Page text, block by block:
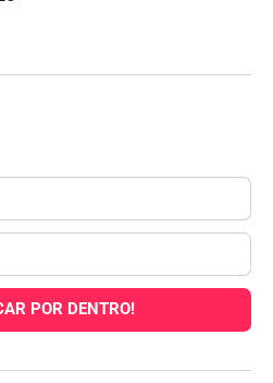
POR DENTRO!